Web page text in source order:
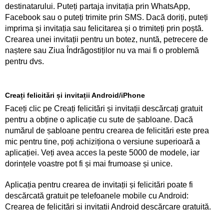
destinatarului. Puteți partaja invitația prin WhatsApp,
Facebook sau o puteți trimite prin SMS. Dacă doriți, puteți
imprima și invitația sau felicitarea și o trimiteți prin poștă.
Crearea unei invitații pentru un botez, nuntă, petrecere de
naștere sau Ziua Îndrăgostiților nu va mai fi o problemă
pentru dvs.
Creați felicitări și invitații Android/iPhone
Faceți clic pe Creați felicitări și invitații descărcați gratuit
pentru a obține o aplicație cu sute de șabloane. Dacă
numărul de șabloane pentru crearea de felicitări este prea
mic pentru tine, poți achiziționa o versiune superioară a
aplicației. Veți avea acces la peste 5000 de modele, iar
dorințele voastre pot fi și mai frumoase și unice.
Aplicația pentru crearea de invitații și felicitări poate fi
descărcată gratuit pe telefoanele mobile cu Android:
Crearea de felicitări și invitații Android descărcare gratuită.